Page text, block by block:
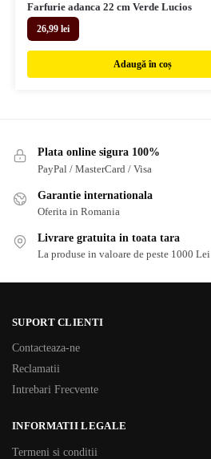
Farfurie adanca 22 cm Verde Lucios
26,99 lei
Adaugă în coș
Plata online sigura 100%
PayPal / MasterCard / Visa
Garantie internationala
Oferita in Romania
Livrare gratuita in toata tara
La produse in valoare de peste 1000 Lei
SUPORT CLIENTI
Contacteaza-ne
Reclamatii
Intrebari Frecvente
INFORMATII LEGALE
Termeni si conditii